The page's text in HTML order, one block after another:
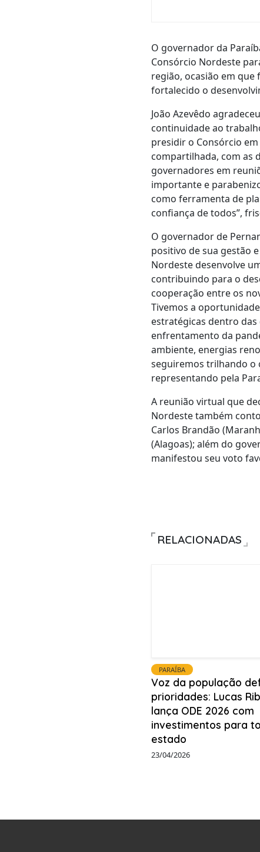
O governador da
Consórcio Nordeste
região, ocasião em
fortalecido o
João Azevêdo
continuidade ao
presidir o Consórcio
compartilhada, com as
governadores em
importante e
como ferramenta de
confiança de todos”,
O governador de
positivo de sua gestão
Nordeste desenvolve
contribuindo para o
cooperação entre os
Tivemos a
estratégicas dentro das
enfrentamento da
ambiente, energias
seguiremos trilhando o
representando pela
A reunião virtual que
Nordeste também
Carlos Brandão
(Alagoas); além do
manifestou seu voto
RELACIONADAS
PARAÍBA
Voz da população
prioridades: Lucas
lança ODE 2026 com
investimentos para
estado
23/04/2026